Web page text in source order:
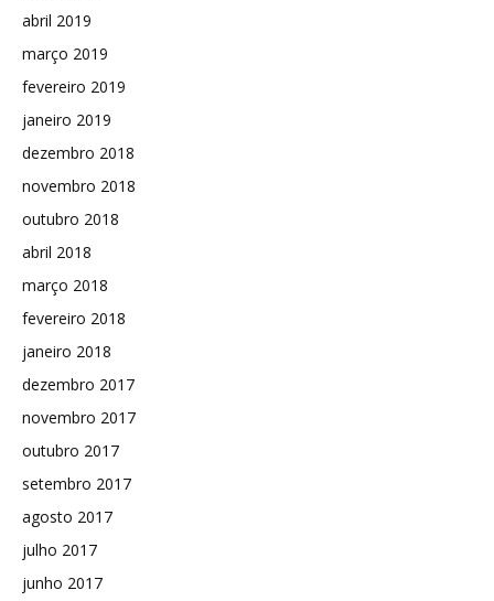
abril 2019
março 2019
fevereiro 2019
janeiro 2019
dezembro 2018
novembro 2018
outubro 2018
abril 2018
março 2018
fevereiro 2018
janeiro 2018
dezembro 2017
novembro 2017
outubro 2017
setembro 2017
agosto 2017
julho 2017
junho 2017